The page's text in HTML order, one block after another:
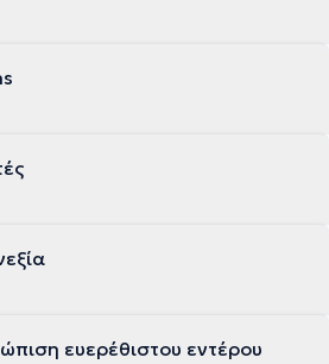
ευερέθιστου εντέρου